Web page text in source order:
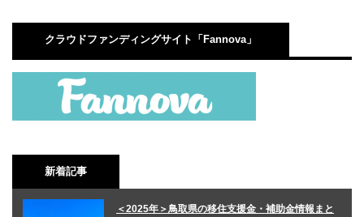
クラウドファンディングサイト「Fannova」
新着記事
＜2025年＞鳥取県の移住支援金・補助金情報まと